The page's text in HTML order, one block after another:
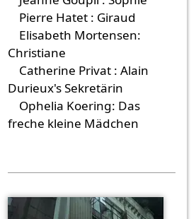
Pierre Hatet : Giraud
Elisabeth Mortensen:
Christiane
Catherine Privat : Alain
Durieux's Sekretärin
Ophelia Koering: Das
freche kleine Mädchen